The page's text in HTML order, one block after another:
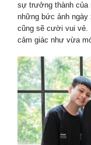
sự trưởng thành của
những bức ảnh
cũng sẽ cười vui vẻ.
cảm giác như vừa